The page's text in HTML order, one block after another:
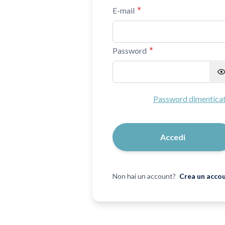
E-mail
Password
Password
Accedi
Non hai un account? Crea un